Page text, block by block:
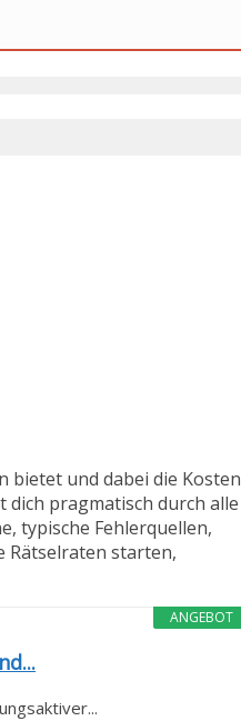
bietet und dabei die Kosten
pragmatisch durch alle
typische Fehlerquellen,
Rätselraten starten,
ANGEBOT